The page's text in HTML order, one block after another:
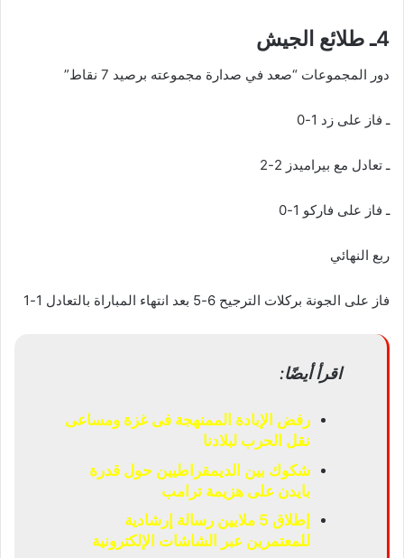
4ـ طلائع الجيش
دور المجموعات “صعد في صدارة مجموعته برصيد 7 نقاط”
ـ فاز على زد 1-0
ـ تعادل مع بيراميدز 2-2
ـ فاز على فاركو 1-0
ربع النهائي
فاز على الجونة بركلات الترجيح 6-5 بعد انتهاء المباراة بالتعادل 1-1
اقرأ أيضًا:
رفض الإبادة الممنهجة فى غزة ومساعى
نقل الحرب لبلادنا
شكوك بين الديمقراطيين حول قدرة
بايدن على هزيمة ترامب
إطلاق 5 ملايين رسالة إرشادية
للمعتمرين عبر الشاشات الإلكترونية